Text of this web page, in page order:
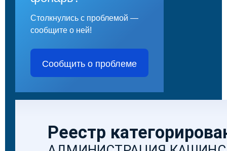
Столкнулись с проблемой —
сообщите о ней!
Сообщить о проблеме